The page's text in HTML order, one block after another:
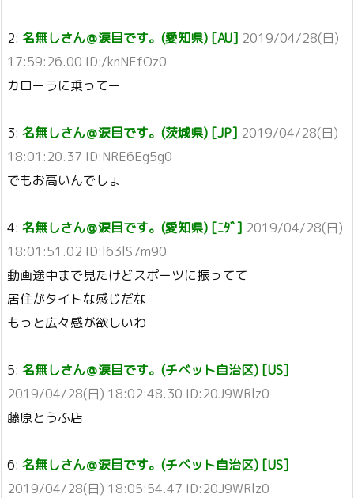
2: 名無しさん＠涙目です。(愛知県) [AU] 2019/04/28(日)
17:59:26.00 ID:/knNFfOz0
カローラに乗ってー
3: 名無しさん＠涙目です。(茨城県) [JP] 2019/04/28(日)
18:01:20.37 ID:NRE6Eg5g0
でもお高いんでしょ
4: 名無しさん＠涙目です。(愛知県) [ﾆﾀﾞ] 2019/04/28(日)
18:01:51.02 ID:l63lS7m90
動画途中まで見たけどスポーツに振ってて
居住がタイトな感じだな
もっと広々感が欲しいわ
5: 名無しさん＠涙目です。(チベット自治区) [US]
2019/04/28(日) 18:02:48.30 ID:20J9WRlz0
藤原とうふ店
6: 名無しさん＠涙目です。(チベット自治区) [US]
2019/04/28(日) 18:05:54.47 ID:20J9WRlz0